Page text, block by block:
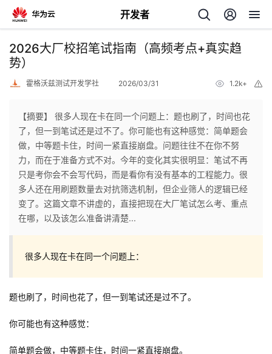
开发者
返
回
个
人
主
我
的
者
我
的
我
2026大厂校招笔试指南（高频考点+真实趋
势）
霍格沃兹测试开发学社 2026/03/31 1.2k+
【摘要】 很多人现在卡在同一个问题上：题也刷了，时间也花
了，但一到笔试还是过不了。你可能也有这种感觉：简单题会
做，中等题卡住，时间一紧直接崩盘。问题往往不在你不努
力，而在于准备方式不对。今年的变化其实很明显：笔试不再
只是考你会不会写代码，而是看你有没有基本的工程能力。很
多人还在用刷题数量去对抗筛选机制，但企业筛人的逻辑已经
变了。这篇文章不讲虚的，直接把现在大厂笔试怎么考、重点
在哪，以及该怎么准备讲清楚...
很多人现在卡在同一个问题上：
题也刷了，时间也花了，但一到笔试还是过不了。
你可能也有这种感觉：
简单题会做，中等题卡住，时间一紧直接崩盘。